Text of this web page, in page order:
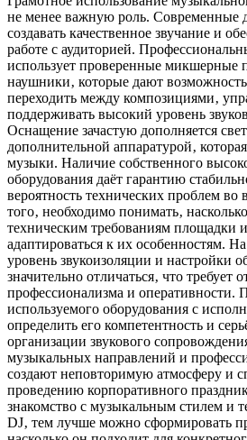
не менее важную роль. Современные
создавать качественное звучание и
работе с аудиторией.
использует проверенные микшерные
наушники‚ которые дают
переходить между композициями‚
поддерживать высокий уровень
Оснащение зачастую дополняется
дополнительной аппаратурой‚
музыки. Наличие собственного
оборудования даёт гарантию
вероятность технических проблем во
того‚ необходимо понимать‚
техническим требованиям площадки
адаптироваться к их особенностям.
уровень звукоизоляции и настройки
значительно отличаться‚ что требует
профессионализма и оперативности.
используемого оборудования с
определить его компетентность и
организации звукового
музыкальных направлений и
создают неповторимую атмосферу и
проведению корпоративного
знакомство с музыкальным стилем и
DJ‚ тем лучше можно сформировать